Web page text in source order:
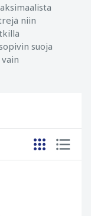
niin
suoja